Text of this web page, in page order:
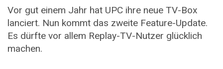
Vor gut einem Jahr hat UPC ihre neue TV-Box
lanciert. Nun kommt das zweite Feature-Update.
Es dürfte vor allem Replay-TV-Nutzer glücklich
machen.